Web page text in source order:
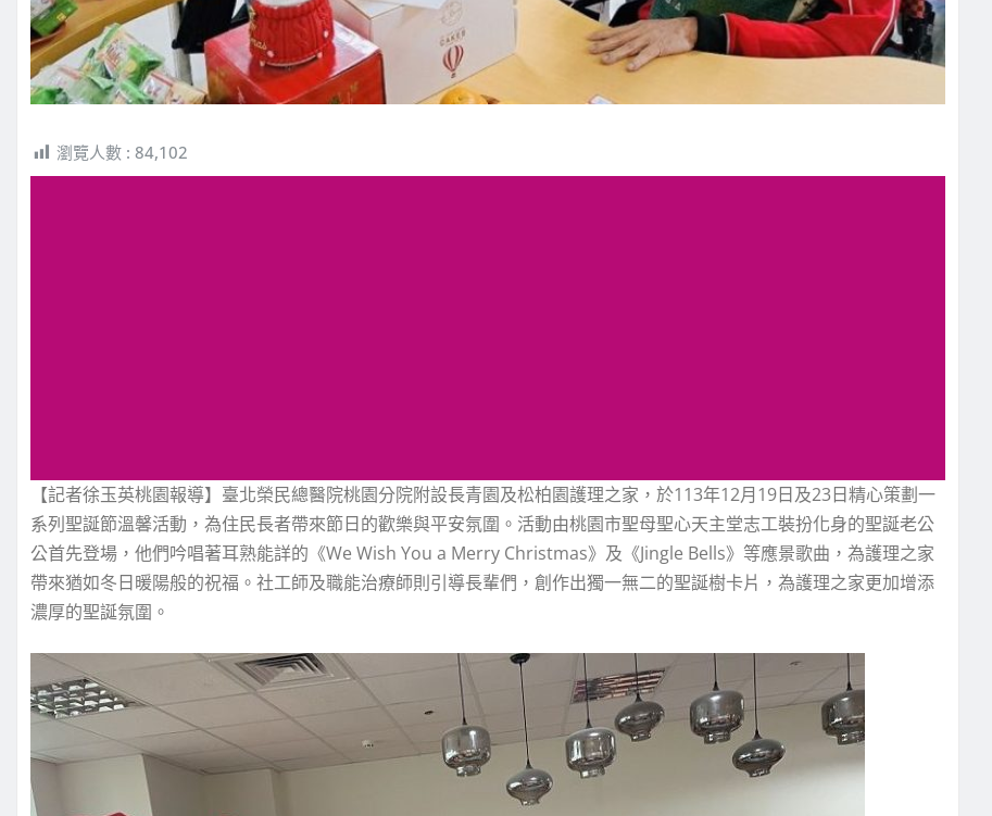
瀏覽人數 : 84,102
【記者徐玉英桃園報導】臺北榮民總醫院桃園分院附設長青園及松柏園護理之家，於113年12月19日及23日精心策劃一
系列聖誕節溫馨活動，為住民長者帶來節日的歡樂與平安氛圍。活動由桃園市聖母聖心天主堂志工裝扮化身的聖誕老公
公首先登場，他們吟唱著耳熟能詳的《We Wish You a Merry Christmas》及《Jingle Bells》等應景歌曲，為護理之家
帶來猶如冬日暖陽般的祝福。社工師及職能治療師則引導長輩們，創作出獨一無二的聖誕樹卡片，為護理之家更加增添
濃厚的聖誕氛圍。